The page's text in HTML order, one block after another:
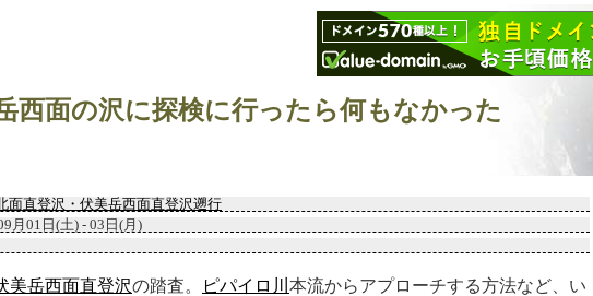
西面の沢に探検に行ったら何もなかった
面直登沢・伏美岳西面直登沢遡行
月01日(土) - 03日(月)
美岳西面直登沢の踏査。 ピパイロ川 本流からアプローチする方法など、い